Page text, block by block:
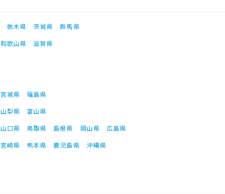
栃木県 茨城県
群馬県
和歌山県
滋賀県
宮城県
福島県
山梨県
富山県
山口県 鳥取県 島根県 岡山県
広島県
宮崎県 熊本県 鹿児島県 沖縄県